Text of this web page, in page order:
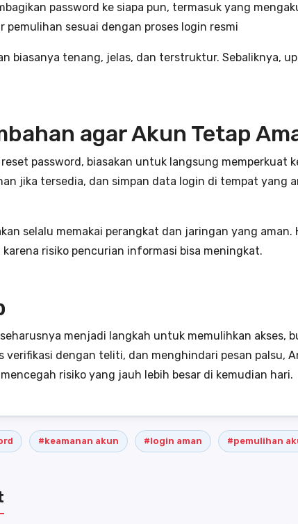
password ke siapa pun, termasuk yang
pemulihan sesuai dengan proses login resmi
biasanya tenang, jelas, dan terstruktur. Sebaliknya,
agar Akun Tetap
password, biasakan untuk langsung memperkuat
jika tersedia, dan simpan data login di tempat yang
selalu memakai perangkat dan jaringan yang
risiko pencurian informasi bisa meningkat.
menjadi langkah untuk memulihkan akses,
verifikasi dengan teliti, dan menghindari pesan palsu,
risiko yang jauh lebih besar di kemudian hari.
#keamanan akun #login aman #pemulihan